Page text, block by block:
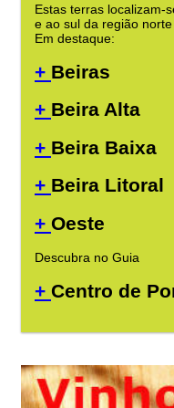
Estas terras localizam-
e ao sul da região norte
Em destaque:
+ Beiras
+ Beira Alta
+ Beira Baixa
+ Beira Litoral
+ Oeste
Descubra no Guia
+ Centro de